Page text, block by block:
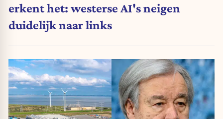
erkent het: westerse AI's neigen
duidelijk naar links